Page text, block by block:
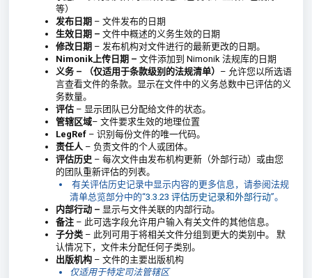
等）
发布日期 – 文件发布的日期
生效日期 – 文件中概述的义务生效的日期
修改日期 – 发布机构对文件进行的最新更改的日期。
Nimonik上传日期 – 文件添加到 Nimonik 法规库的日期
义务 –
（仅适用于条款级别的法规清单） – 允许您以所选语
言查看文件的条款。显示在文件中的义务总数中已评估的义
务数量。
评估 – 显示团队已分配给文件的状态。
管辖区域– 文件要求生效的地理位置
LegRef – 识别每份文件的唯一代码。
责任人 – 负责文件的个人或团体。
评估历史 – 每次文件由发布机构更新（外部行动）或由您
的团队重新评估的列表。
有关评估历史记录中显示内容的更多信息，请参阅法规
清单总览部分中的“3.3.23 评估历史记录和外部行动”。
内部行动 – 显示与文件关联的内部行动。
备注 – 此可选字段允许用户输入有关文件的其他信息。
子分类 – 此列可用于将相关文件分组到更大的类别中。 默
认情况下，文件未分配任何子类别。
出版机构 – 文件的主要出版机构
仅适用于特定司法管辖区